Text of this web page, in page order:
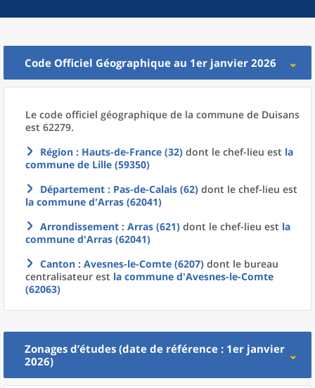
Code Officiel Géographique au 1er janvier 2026
Le code officiel géographique de la commune de Duisans
est 62279.
Région : Hauts-de-France (32) dont le chef-lieu est la
commune de Lille (59350)
Département : Pas-de-Calais (62) dont le chef-lieu est
la commune d'Arras (62041)
Arrondissement : Arras (621) dont le chef-lieu est la
commune d'Arras (62041)
Canton : Avesnes-le-Comte (6207) dont le bureau
centralisateur est la commune d'Avesnes-le-Comte
(62063)
Zonages d’études (date de référence : 1er janvier
2026)